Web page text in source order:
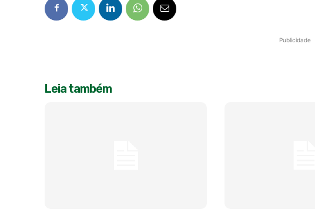
Publicidade
Leia também